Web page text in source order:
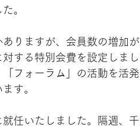
。
りますが、会員数の増加
する特別会費を設定しま
フォーラム」の活動を活
す。
任いたしました。隔週、